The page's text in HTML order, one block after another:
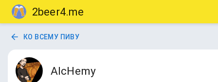
2beer4.me
КО ВСЕМУ ПИВУ
AlcHemy